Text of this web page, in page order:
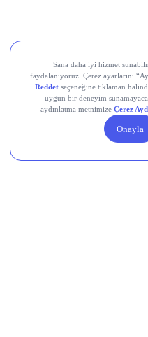
Teknik Analiz Nedir?